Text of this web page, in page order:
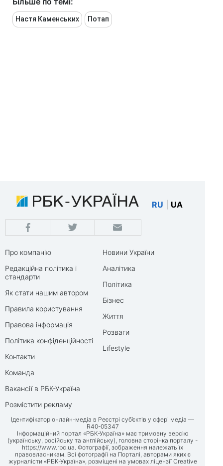
Настя Каменських Потап
RU UA
Про компанію
Редакційна політика і
стандарти
Як стати нашим автором
Правила користування
Правова інформація
Політика конфіденційності
Контакти
Команда
Вакансії в РБК-Україна
Розмістити рекламу
Новини України
Аналітика
Політика
Бізнес
Життя
Розваги
Lifestyle
Ідентифікатор онлайн-медіа в Реєстрі суб’єктів у сфері медіа —
R40-05347
Інформаційний портал «РБК-Україна» має тримовну версію
(українську, російську та англійську), головна сторінка порталу -
https://www.rbc.ua . Фотографії, зображення належать їх
правовласникам. Всі фотографії на Порталі, авторами яких є
журналісти «РБК-Україна», розміщені на умовах ліцензії Creative